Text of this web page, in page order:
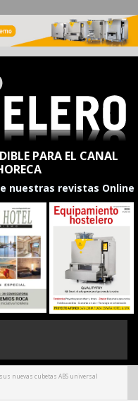
PARA EL CANAL
nuestras revistas Online
nuevas cubetas ABS universal